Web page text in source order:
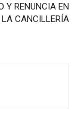
Y RENUNCIA EN
LA CANCILLERÍA